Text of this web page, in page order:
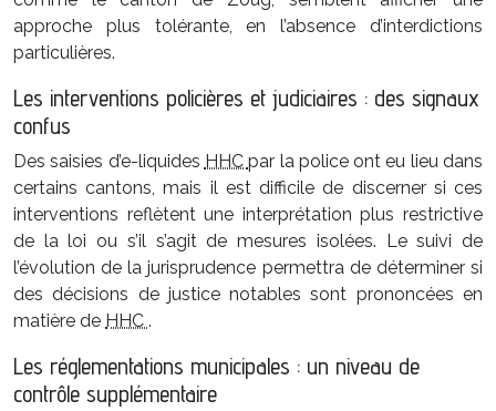
approche plus tolérante, en l’absence d’interdictions
particulières.
Les interventions policières et judiciaires : des signaux
confus
Des saisies d’e-liquides HHCpar la police ont eu lieu dans
certains cantons, mais il est difficile de discerner si ces
interventions reflètent une interprétation plus restrictive
de la loi ou s’il s’agit de mesures isolées. Le suivi de
l’évolution de la jurisprudence permettra de déterminer si
des décisions de justice notables sont prononcées en
matière de HHC .
Les réglementations municipales : un niveau de
contrôle supplémentaire